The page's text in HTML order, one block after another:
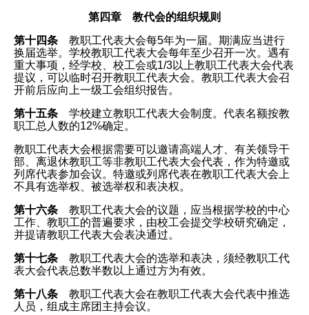
第四章 教代会的组织规则
第十四条 教职工代表大会每5年为一届。期满应当进行
换届选举。学校教职工代表大会每年至少召开一次。遇有
重大事项，经学校、校工会或1/3以上教职工代表大会代表
提议，可以临时召开教职工代表大会。教职工代表大会召
开前后应向上一级工会组织报告。
第十五条 学校建立教职工代表大会制度。代表名额按教
职工总人数的12%确定。
教职工代表大会根据需要可以邀请高端人才、有关领导干
部、离退休教职工等非教职工代表大会代表，作为特邀或
列席代表参加会议。特邀或列席代表在教职工代表大会上
不具有选举权、被选举权和表决权。
第十六条 教职工代表大会的议题，应当根据学校的中心
工作、教职工的普遍要求，由校工会提交学校研究确定，
并提请教职工代表大会表决通过。
第十七条 教职工代表大会的选举和表决，须经教职工代
表大会代表总数半数以上通过方为有效。
第十八条 教职工代表大会在教职工代表大会代表中推选
人员，组成主席团主持会议。